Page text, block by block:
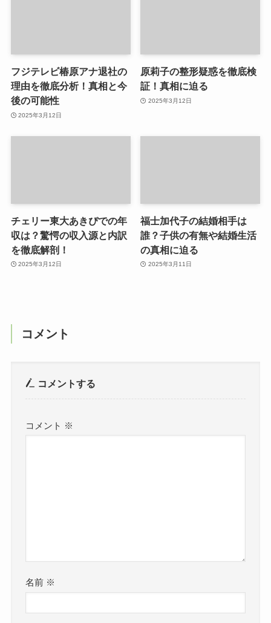
フジテレビ椿原アナ退社の
理由を徹底分析！真相と今
後の可能性
2025年3月12日
原莉子の整形疑惑を徹底検
証！真相に迫る
2025年3月12日
チェリー東大あきぴでの年
収は？驚愕の収入源と内訳
を徹底解剖！
2025年3月12日
福士加代子の結婚相手は
誰？子供の有無や結婚生活
の真相に迫る
2025年3月11日
コメント
コメントする
コメント ※
名前 ※